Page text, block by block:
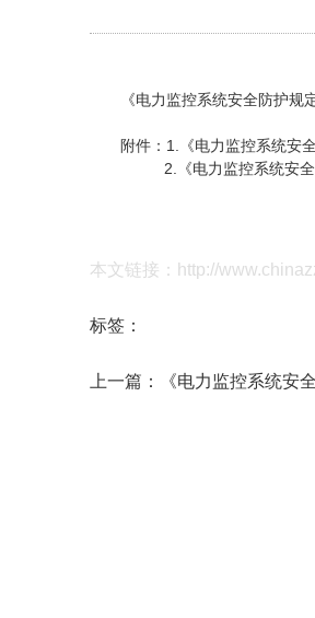
《电力监控系统安全防护规定
附件：1.
《电力监控系统安
2.
《电力监控系统安
本文链接：http://
标签：
上一篇： 《电力监控系统安全防